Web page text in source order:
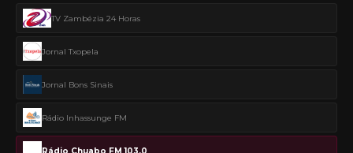
TV Zambézia 24 Horas
Jornal Txopela
Jornal Bons Sinais
Rádio Inhassunge FM